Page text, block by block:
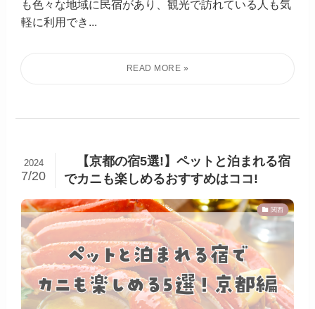
も色々な地域に民宿があり、観光で訪れている人も気
軽に利用でき...
【京都の宿5選!】ペットと泊まれる宿
でカニも楽しめるおすすめはココ!
2024
7/20
関西